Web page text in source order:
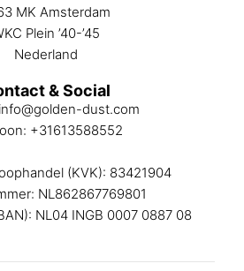
MK Amsterdam
Plein ’40-’45
Nederland
& Social
info@golden-dust.com
+31613588552
(KVK): 83421904
NL862867769801
NL04 INGB 0007 0887 08